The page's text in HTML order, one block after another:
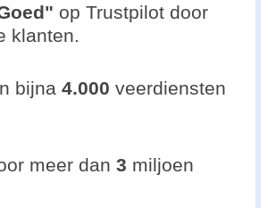
" op Trustpilot door
klanten.
bijna 4.000 veerdiensten
meer dan 3 miljoen